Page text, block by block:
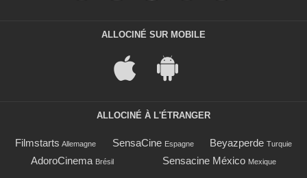
ALLOCINÉ SUR MOBILE
ALLOCINÉ À L'ÉTRANGER
Filmstarts Allemagne SensaCine Espagne Beyazperde Turquie
AdoroCinema Brésil Sensacine México Mexique